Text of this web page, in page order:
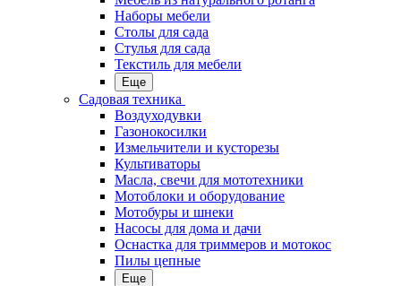
Наборы мебели
Столы для сада
Стулья для сада
Текстиль для мебели
Еще
Садовая техника
Воздуходувки
Газонокосилки
Измельчители и кусторезы
Культиваторы
Масла, свечи для мототехники
Мотоблоки и оборудование
Мотобуры и шнеки
Насосы для дома и дачи
Оснастка для триммеров и мотокос
Пилы цепные
Еще